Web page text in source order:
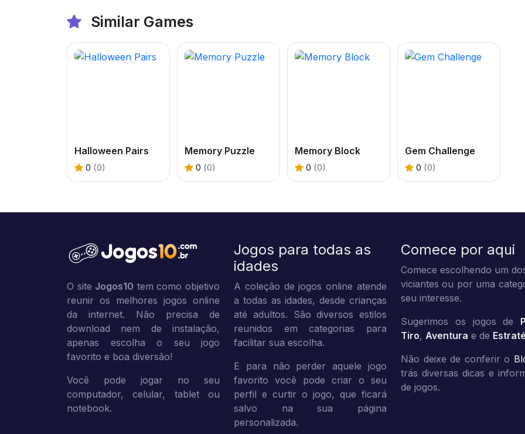
Similar Games
Halloween Pairs
0 (0)
Memory Puzzle
0 (0)
Memory Block
0 (0)
Gem Challenge
0 (0)
O site Jogos10 tem como objetivo
reunir os melhores jogos online
da internet. Não precisa de
download nem de instalação,
apenas escolha o seu jogo
favorito e boa diversão!
Você pode jogar no seu
computador, celular, tablet ou
notebook.
Jogos para todas as
idades
A coleção de jogos online atende
a todas as idades, desde crianças
até adultos. São diversos estilos
reunidos em categorias para
facilitar sua escolha.
E para não perder aquele jogo
favorito você pode criar o seu
perfil e curtir o jogo, que ficará
salvo na sua página
personalizada.
Comece por aqui
Comece escolhendo um
viciantes ou por uma
seu interesse.
Sugerimos os jogos de
Tiro, Aventura e de
Não deixe de conferir o
trás diversas dicas e
de jogos.